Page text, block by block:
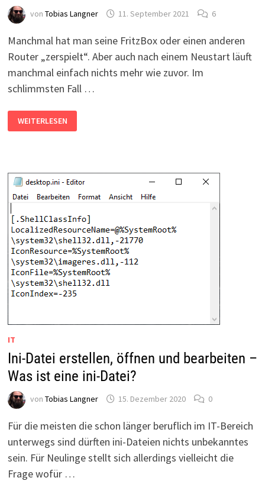
von Tobias Langner 11. September 2021 6
Manchmal hat man seine FritzBox oder einen anderen
Router „zerspielt“. Aber auch nach einem Neustart läuft
manchmal einfach nichts mehr wie zuvor. Im
schlimmsten Fall …
ZURÜCKSETZEN
AUF
ALLE
OPTIONEN
WEITERLESEN
IT
Ini-Datei erstellen, öffnen und bearbeiten –
Was ist eine ini-Datei?
von Tobias Langner 15. Dezember 2020 0
Für die meisten die schon länger beruflich im IT-Bereich
unterwegs sind dürften ini-Dateien nichts unbekanntes
sein. Für Neulinge stellt sich allerdings vielleicht die
Frage wofür …